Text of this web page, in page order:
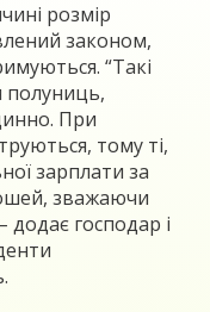
розмір
законом,
“Такі
полуниць,
При
тому ті,
зарплати за
зважаючи
додає господар і